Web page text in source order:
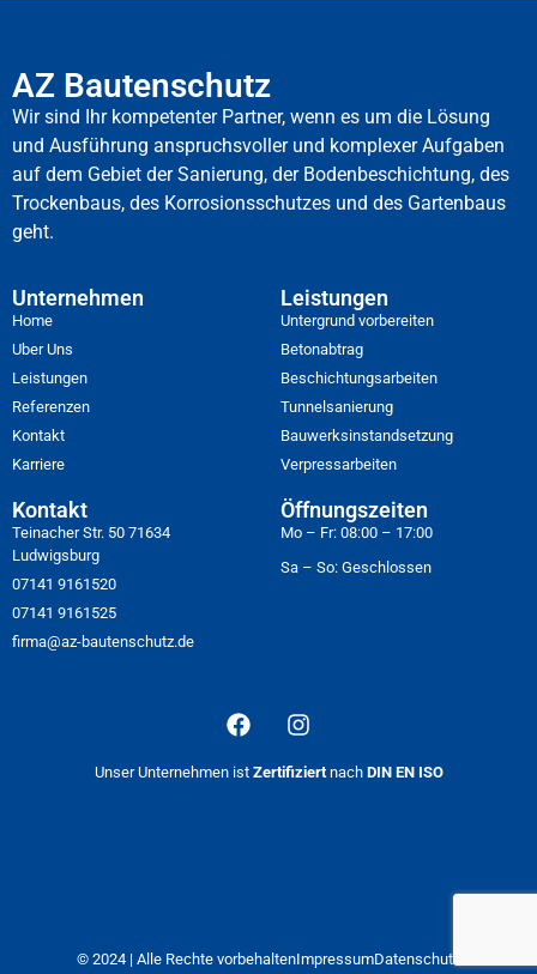
AZ Bautenschutz
Wir sind Ihr kompetenter Partner, wenn es um die Lösung
und Ausführung anspruchsvoller und komplexer Aufgaben
auf dem Gebiet der Sanierung, der Bodenbeschichtung, des
Trockenbaus, des Korrosionsschutzes und des Gartenbaus
geht.
Unternehmen
Home
Uber Uns
Leistungen
Referenzen
Kontakt
Karriere
Leistungen
Untergrund vorbereiten
Betonabtrag
Beschichtungsarbeiten
Tunnelsanierung
Bauwerksinstandsetzung
Verpressarbeiten
Kontakt
Teinacher Str. 50 71634
Ludwigsburg
07141 9161520
07141 9161525
firma@az-bautenschutz.de
Öffnungszeiten
Mo – Fr: 08:00 – 17:00
Sa – So: Geschlossen
Unser Unternehmen ist Zertifiziertnach DIN EN ISO
© 2024 | Alle Rechte vorbehaltenImpressumDatenschutz